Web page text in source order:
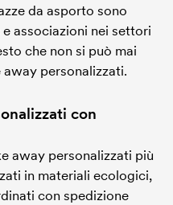
da asporto sono
associazioni nei settori
che non si può mai
personalizzati.
con
away personalizzati più
in materiali ecologici,
con spedizione